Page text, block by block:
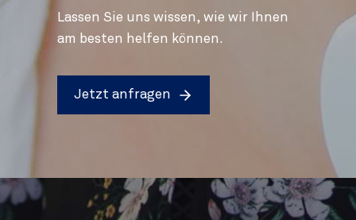
Lassen Sie uns wissen, wie wir Ihnen
am besten helfen können.
Jetzt anfragen